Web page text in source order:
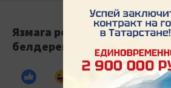
Язмага реакция
белдерегез